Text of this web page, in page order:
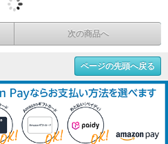
次の商品へ
ページの先頭へ戻る